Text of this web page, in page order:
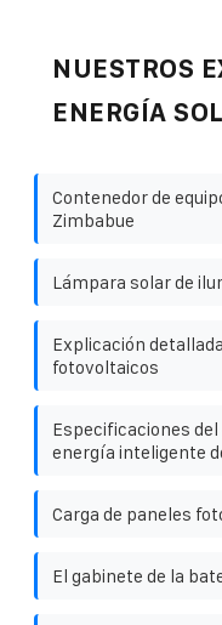
NUESTROS
ENERGÍA
Contenedor de
Zimbabue
Lámpara solar de
Explicación
fotovoltaicos
Especificaciones
energía inteligente
Carga de paneles
El gabinete de la